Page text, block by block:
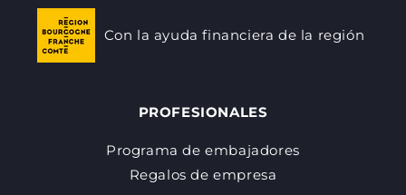
Con la ayuda financiera de la región
PROFESIONALES
Programa de embajadores
Regalos de empresa